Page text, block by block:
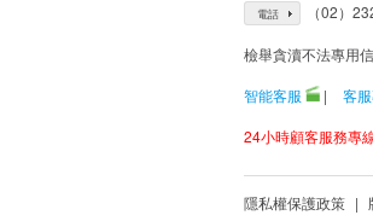
電話 （02）
檢舉貪瀆不法專用
智能客服
| 客
24小時顧客服務專
隱私權保護政策 |